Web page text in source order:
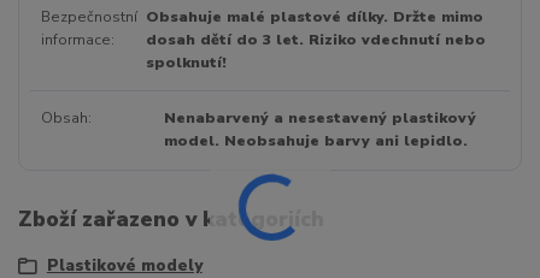
Bezpečnostní
informace
Obsahuje malé plastové dílky. Držte mimo
dosah dětí do 3 let. Riziko vdechnutí nebo
spolknutí!
Obsah
Nenabarvený a nesestavený plastikový
model. Neobsahuje barvy ani lepidlo.
Zboží zařazeno v kategoriích
Plastikové modely